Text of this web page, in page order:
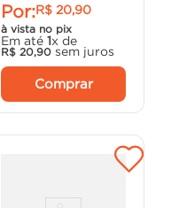
Por:R$ 20,90
à vista no pix
Em até 1x de
R$ 20,90 sem juros
Comprar